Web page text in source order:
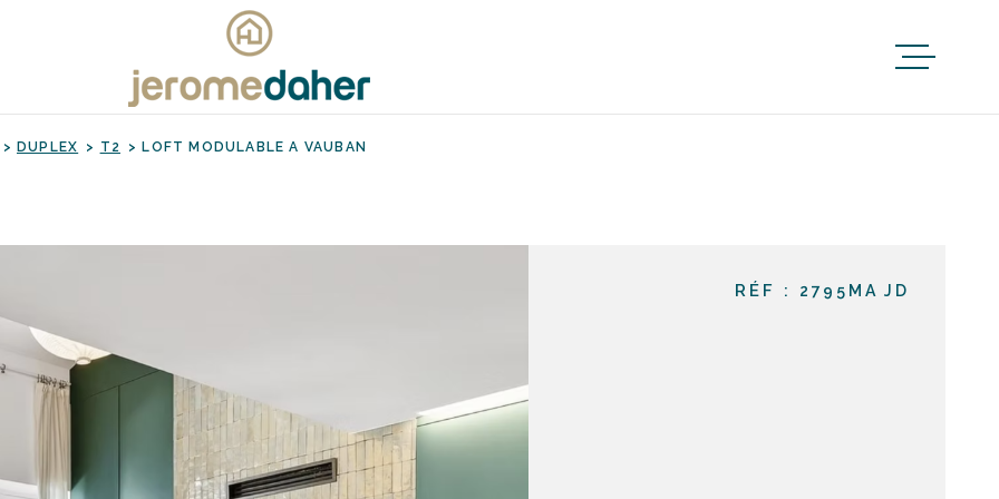
DUPLEX T2 LOFT MODULABLE A VAUBAN
RÉF : 2795MA JD